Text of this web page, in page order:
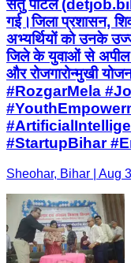
सेतु पोर्टल
गई। ​जिला प्रशासन,
अभ्यर्थियों को उनके
जिले के युवाओं से अपील
और रोजगारोन्मुखी
#RozgarMela
#StartupBihar
Sheohar, Bihar | Aug